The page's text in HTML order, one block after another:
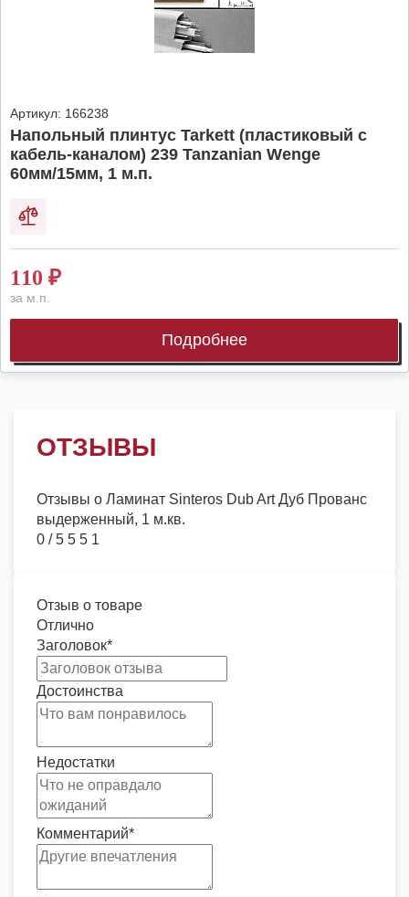
Артикул: 166238
Напольный плинтус Tarkett (пластиковый с
кабель-каналом) 239 Tanzanian Wenge
60мм/15мм, 1 м.п.
110 ₽
за м.п.
Подробнее
ОТЗЫВЫ
Отзывы о Ламинат Sinteros Dub Art Дуб Прованс
выдерженный, 1 м.кв.
0 /5 5 5 1
Отзыв о товаре
Отлично
Заголовок*
Достоинства
Недостатки
Комментарий*